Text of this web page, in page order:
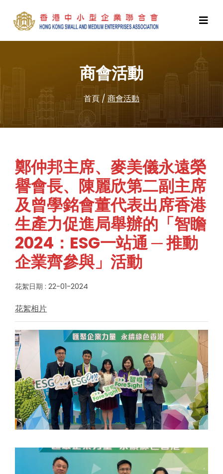
商會活動
首頁/ 商會活動
鄭仲邦主席、麥美儀永遠榮
譽會長、陳麗欣第二副主席
及曾學銘會董代表出席香港
生產力促進局舉辦的「智瞻
2024：ESG一站通 ─ 推動
企業齊參與」活動
花絮日期 : 22-01-2024
花絮相片